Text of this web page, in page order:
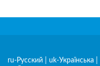
ru-Русский uk-Українська